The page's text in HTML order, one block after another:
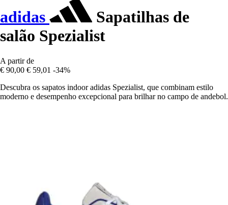
adidas
Sapatilhas de
salão Spezialist
A partir de
€ 90,00 € 59,01 -34%
Descubra os sapatos indoor adidas Spezialist, que combinam estilo
moderno e desempenho excepcional para brilhar no campo de andebol.